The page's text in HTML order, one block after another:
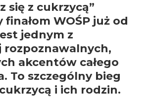
się z cukrzycą”
WOŚP już od
jednym z
rozpoznawalnych,
akcentów całego
To szczególny bieg
i ich rodzin.